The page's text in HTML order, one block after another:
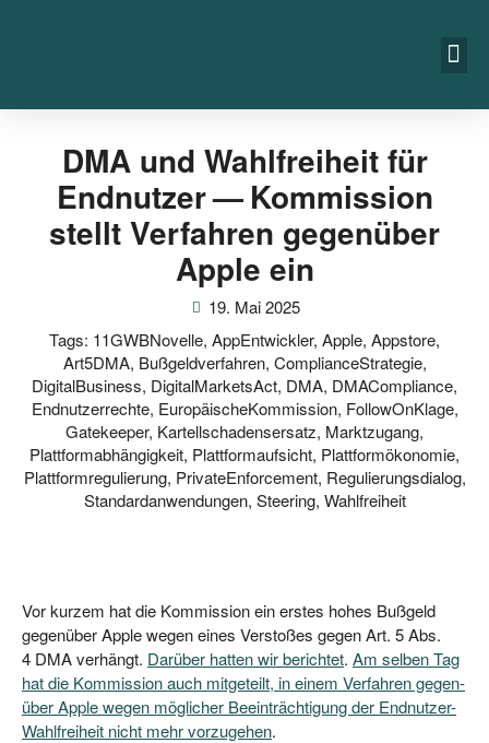
DMA und Wahlfreiheit für
Endnutzer — Kommission
stellt Verfahren gegenüber
Apple ein
19. Mai 2025
Tags: 11GWBNovelle, AppEntwickler, Apple, Appstore,
Art5DMA, Bußgeldverfahren, ComplianceStrategie,
DigitalBusiness, DigitalMarketsAct, DMA, DMACompliance,
Endnutzerrechte, EuropäischeKommission, FollowOnKlage,
Gatekeeper, Kartellschadensersatz, Marktzugang,
Plattformabhängigkeit, Plattformaufsicht, Plattformökonomie,
Plattformregulierung, PrivateEnforcement, Regulierungsdialog,
Standardanwendungen, Steering, Wahlfreiheit
Vor kur­zem hat die Kom­mis­si­on ein ers­tes hohes Buß­geld
gegen­über Apple wegen eines Ver­sto­ßes gegen Art. 5 Abs.
4 DMA ver­hängt. Dar­über hat­ten wir berich­tet. Am sel­ben Tag
hat die Kom­mis­si­on auch mit­ge­teilt, in einem Ver­fah­ren gegen­
über Apple wegen mög­li­cher Beein­träch­ti­gung der End­nut­zer-
Wahl­frei­heit nicht mehr vor­zu­ge­hen.